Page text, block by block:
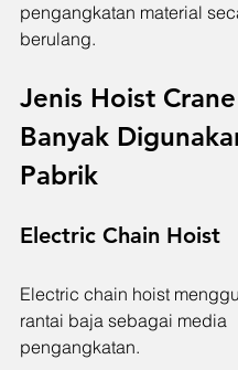
pengangkatan material
berulang.
Jenis Hoist
Banyak
Pabrik
Electric Chain Hoist
Electric chain hoist
rantai baja sebagai media
pengangkatan.